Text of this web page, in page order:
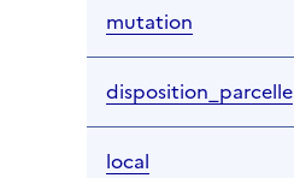
mutation
disposition_parcelle
local